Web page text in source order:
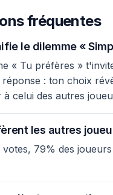
fréquentes
le dilemme «
« Tu préfères »
: ton choix
celui des autres
les autres
votes, 79% des